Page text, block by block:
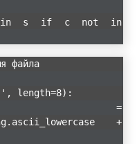
in s if c not in
файла
length=8):
=
+